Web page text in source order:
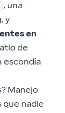
, una
y
en
de
escondía
Manejo
que nadie